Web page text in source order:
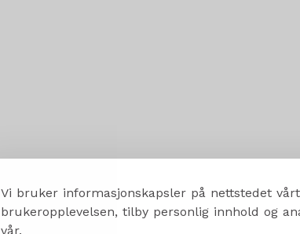
Vi bruker informasjonskapsler på nettstedet
brukeropplevelsen, tilby personlig innhold og
vår.